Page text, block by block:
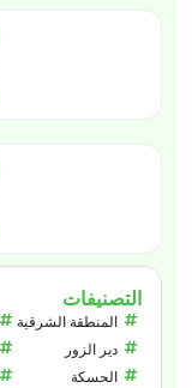
التصنيفات
المنطقة الشرقية
دير الزور
الحسكة